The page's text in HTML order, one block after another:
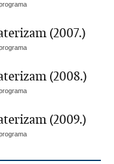
(2007.)
(2008.)
(2009.)